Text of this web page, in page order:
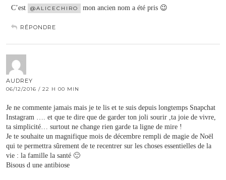
C’est @ALICECHIRO mon ancien nom a été pris 😉
RÉPONDRE
AUDREY
06/12/2016 / 22 H 00 MIN
Je ne commente jamais mais je te lis et te suis depuis longtemps Snapchat
Instagram …. et que te dire que de garder ton joli sourir ,ta joie de vivre,
ta simplicité… surtout ne change rien garde ta ligne de mire !
Je te souhaite un magnifique mois de décembre rempli de magie de Noël
qui te permettra sûrement de te recentrer sur les choses essentielles de la
vie : la famille la santé 🙂
Bisous d une antibiose